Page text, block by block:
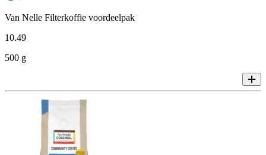
Van Nelle Filterkoffie voordeelpak
10.49
500 g